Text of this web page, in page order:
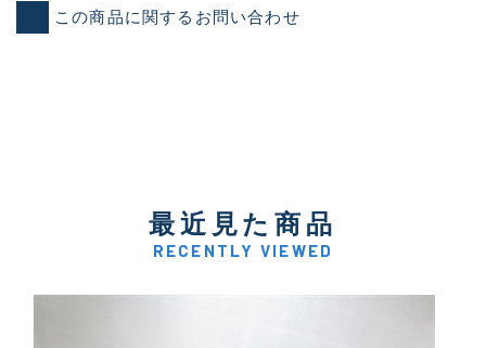
この商品に関するお問い合わせ
最近見た商品
RECENTLY VIEWED